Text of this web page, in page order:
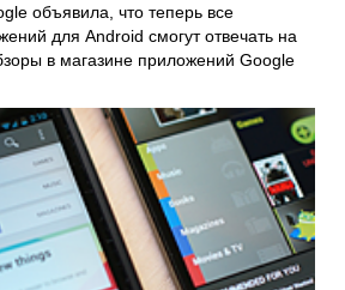
объявила, что теперь все
для Android смогут отвечать на
в магазине приложений Google